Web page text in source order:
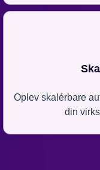
Oplev skalérbare
din